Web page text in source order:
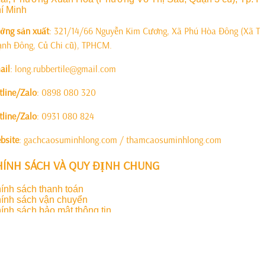
Minh
sản xuất: 321/14/66 Nguyễn Kim Cương, Xã Phú Hòa Đông (Xã
Đông, Củ Chi cũ), TPHCM.
: long.rubbertile@gmail.com
Zalo: 0898 080 320
Zalo: 0931 080 824
: gachcaosuminhlong.com / thamcaosuminhlong.com
SÁCH VÀ QUY ĐỊNH CHUNG
sách thanh toán
sách vận chuyển
sách bảo mật thông tin